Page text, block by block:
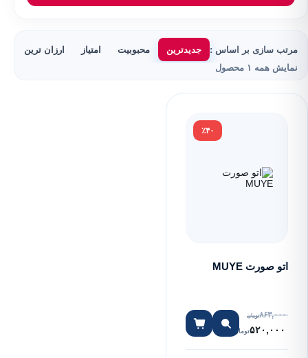
مرتب سازی بر اساس : جدیدترین محبوبیت امتیاز ارزان ترین
نمایش همه ۱ محصول
٪۴۰
اتو صورت MUYE
۸۶۳,۰۰۰تومان
۵۲۰,۰۰۰تومان